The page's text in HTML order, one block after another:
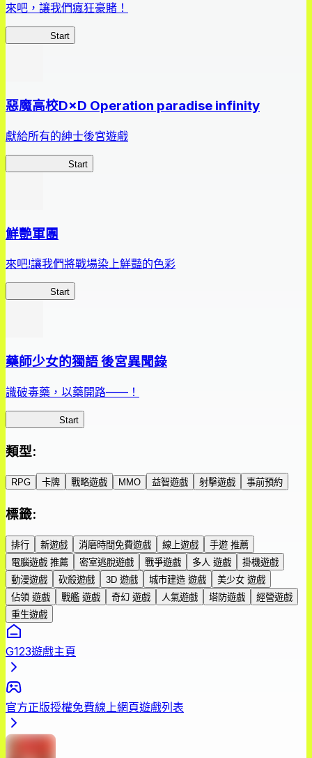
來吧，讓我們瘋狂豪賭！
Start
惡魔高校D×D Operation paradise infinity
獻給所有的紳士後宮遊戲
Start
鮮艷軍團
來吧!讓我們將戰場染上鮮豔的色彩
Start
藥師少女的獨語 後宮異聞錄
識破毒藥，以藥開路——！
Start
類型:
RPG 卡牌 戰略遊戲 MMO 益智遊戲 射擊遊戲 事前預約
標籤:
排行 新遊戲 消磨時間免費遊戲 線上遊戲
手遊 推薦
電腦遊戲 推薦
密室逃脫遊戲 戰爭遊戲 多人 遊戲
掛機遊戲
動漫遊戲
砍殺遊戲 3D 遊戲 城市建造 遊戲
美少女 遊戲
佔領 遊戲
戰艦 遊戲 奇幻 遊戲 人氣遊戲 塔防遊戲
經營遊戲
重生遊戲
G123遊戲主頁
官方正版授權免費線上網頁遊戲列表